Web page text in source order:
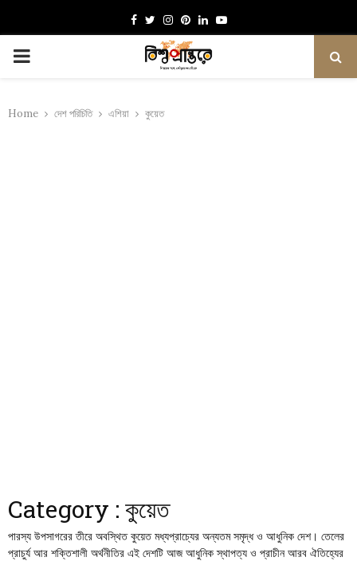
Facebook
TwitterInstagram
Pinterest
LinkedinYoutube
PRIMARY
Home দেশ পরিচিতি এশিয়া কুয়েত
Category : কুয়েত
পারস্য উপসাগরের তীরে অবস্থিত কুয়েত মধ্যপ্রাচ্যের অন্যতম সমৃদ্ধ ও আধুনিক দেশ। তেলের
প্রাচুর্য আর শক্তিশালী অর্থনীতির এই দেশটি আজ আধুনিক স্থাপত্য ও প্রাচীন আরব ঐতিহ্যের